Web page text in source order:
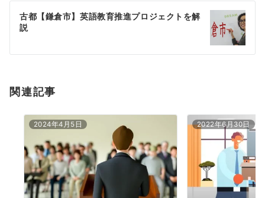
ン
古都【鎌倉市】英語教育推進プロジェクトを解
説
関連記事
2024年4月5日 2022年6月30日